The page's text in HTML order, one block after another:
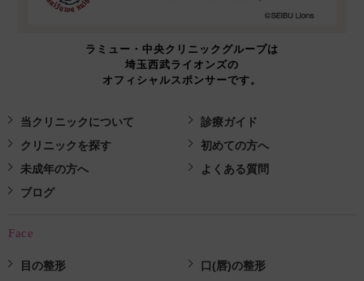
ラミュー・中央クリニックグループは
埼玉西武ライオンズの
オフィシャルスポンサーです。
当クリニックについて
診療ガイド
クリニックを探す
初めての方へ
未成年の方へ
よくある質問
ブログ
Face
目の整形
口(唇)の整形